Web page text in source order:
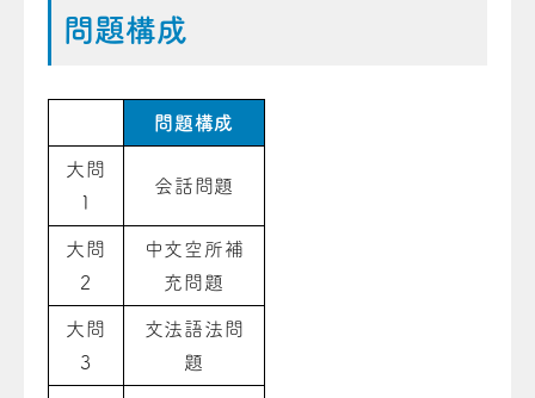
問題構成
問題構成
大問
1
会話問題
大問
2
中文空所補
充問題
大問
3
文法語法問
題